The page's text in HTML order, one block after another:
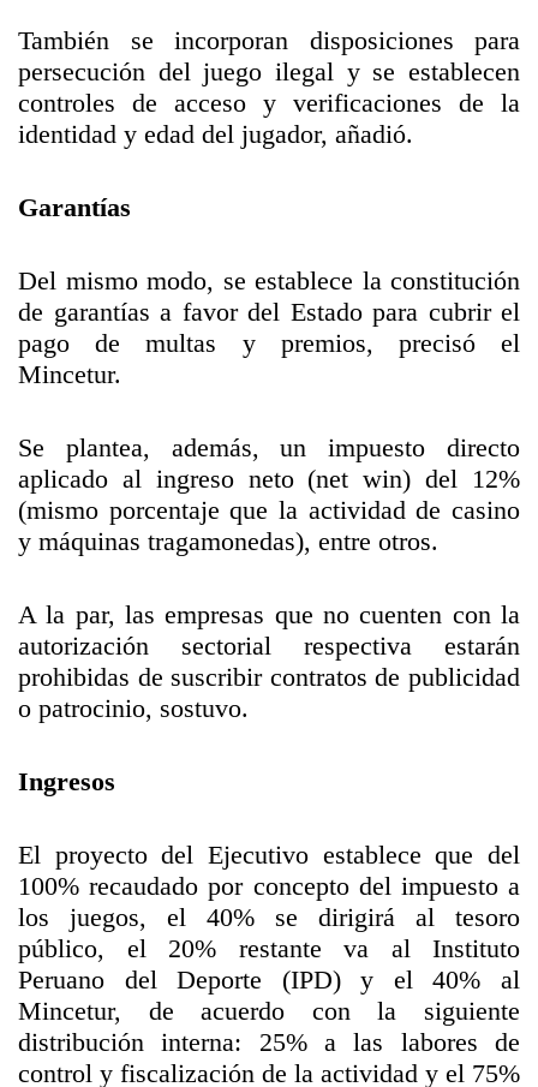
También se incorporan disposiciones para
persecución del juego ilegal y se establecen
controles de acceso y verificaciones de la
identidad y edad del jugador, añadió.
Garantías
Del mismo modo, se establece la constitución
de garantías a favor del Estado para cubrir el
pago de multas y premios, precisó el
Mincetur.
Se plantea, además, un impuesto directo
aplicado al ingreso neto (net win) del 12%
(mismo porcentaje que la actividad de casino
y máquinas tragamonedas), entre otros.
A la par, las empresas que no cuenten con la
autorización sectorial respectiva estarán
prohibidas de suscribir contratos de publicidad
o patrocinio, sostuvo.
Ingresos
El proyecto del Ejecutivo establece que del
100% recaudado por concepto del impuesto a
los juegos, el 40% se dirigirá al tesoro
público, el 20% restante va al Instituto
Peruano del Deporte (IPD) y el 40% al
Mincetur, de acuerdo con la siguiente
distribución interna: 25% a las labores de
control y fiscalización de la actividad y el 75%